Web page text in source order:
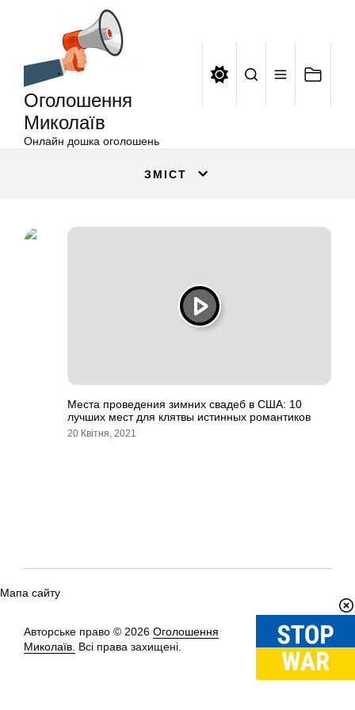
Оголошення
Миколаїв
Онлайн дошка оголошень
ЗМІСТ
Места проведения зимних свадеб в США: 10
лучших мест для клятвы истинных романтиков
20 Квітня, 2021
Мапа сайту
Авторське право © 2026 Оголошення
Миколаїв. Всі права захищені.
Вгору↑